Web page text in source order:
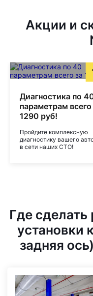
Акции и
Диагностика по
параметрам всего
1290 руб!
Пройдите комплексную
диагностику вашего
в сети наших СТО!
Где сделать
установки
задняя